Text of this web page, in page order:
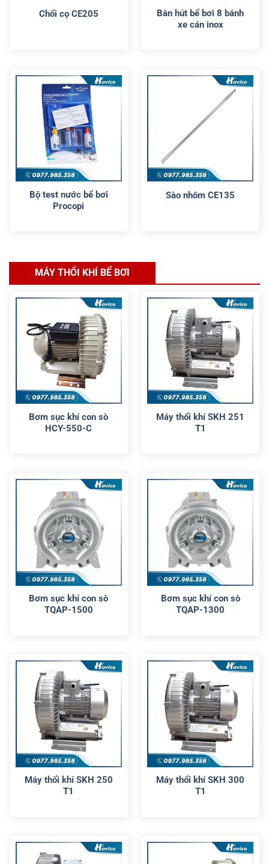
Chổi cọ CE205
Bàn hút bể bơi 8 bánh
xe cán inox
Bộ test nước bể bơi
Procopi
Sào nhôm CE135
MÁY THỔI KHÍ BỂ BƠI
Bơm sục khí con sò
HCY-550-C
Máy thổi khí SKH 251
T1
Bơm sục khí con sò
TQAP-1500
Bơm sục khí con sò
TQAP-1300
Máy thổi khí SKH 250
T1
Máy thổi khí SKH 300
T1